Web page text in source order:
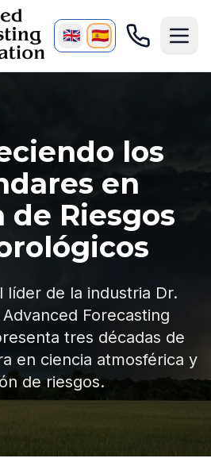
🇬🇧 🇪🇸
los
en
de Riesgos
líder de la industria Dr.
Forecasting
tres décadas de
en ciencia atmosférica y
de riesgos.